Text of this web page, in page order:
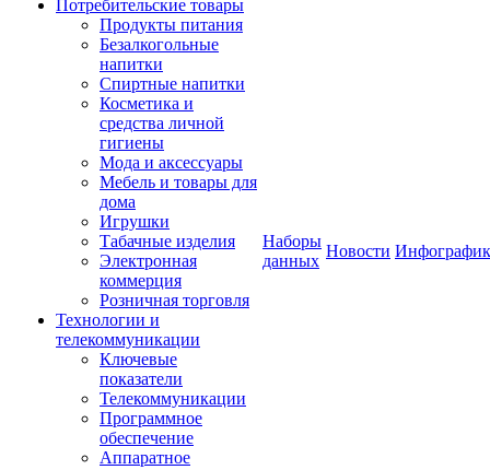
Потребительские товары
Продукты питания
Безалкогольные
напитки
Спиртные напитки
Косметика и
средства личной
гигиены
Мода и аксессуары
Мебель и товары для
дома
Игрушки
Табачные изделия
Электронная
коммерция
Розничная торговля
Технологии и
телекоммуникации
Ключевые
показатели
Телекоммуникации
Программное
обеспечение
Аппаратное
Наборы
данных
Новости